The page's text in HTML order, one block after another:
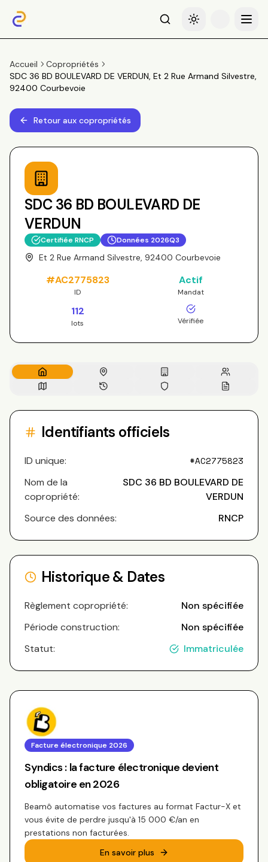
RechercheBasculer le thème
Menu
Accueil
Copropriétés
SDC 36 BD BOULEVARD DE VERDUN, Et 2 Rue Armand Silvestre,
92400 Courbevoie
Retour aux copropriétés
SDC 36 BD BOULEVARD DE
VERDUN
Certifiée RNCP Données 2026Q3
Et 2 Rue Armand Silvestre, 92400 Courbevoie
#AC2775823
ID
Actif
Mandat
112
lots Vérifiée
Identifiants officiels
ID unique: #AC2775823
Nom de la
copropriété:
SDC 36 BD BOULEVARD DE
VERDUN
Source des données:
RNCP
Historique & Dates
Règlement copropriété:
Non spécifiée
Période construction:
Non spécifiée
Statut:
Immatriculée
Facture électronique 2026
Syndics : la facture électronique devient
obligatoire en 2026
Beamô automatise vos factures au format Factur-X et
vous évite de perdre jusqu'à 15 000 €/an en
prestations non facturées.
En savoir plus